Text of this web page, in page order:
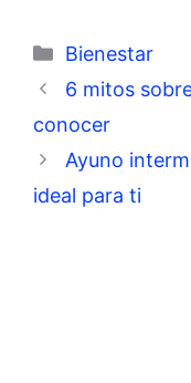
Categorías
Bienestar
6 mitos
conocer
Ayuno
ideal para ti